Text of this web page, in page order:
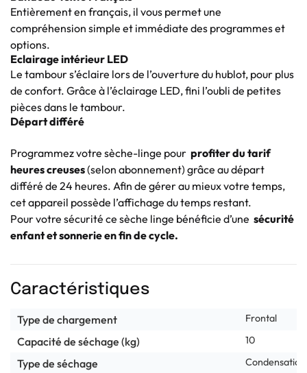
Entièrement en français, il vous permet une
compréhension simple et immédiate des programmes et
options.
Eclairage intérieur LED
Le tambour s’éclaire lors de l’ouverture du hublot, pour plus
de confort. Grâce à l’éclairage LED, fini l’oubli de petites
pièces dans le tambour.
Départ différé
Programmez votre sèche-linge pour profiter du tarif
heures creuses(selon abonnement) grâce au départ
différé de 24 heures. Afin de gérer au mieux votre temps,
cet appareil possède l’affichage du temps restant.
Pour votre sécurité ce sèche linge bénéficie d’une sécurité
enfant et sonnerie en fin de cycle.
Caractéristiques
Type de chargement Frontal
Capacité de séchage (kg) 10
Type de séchage Condensation